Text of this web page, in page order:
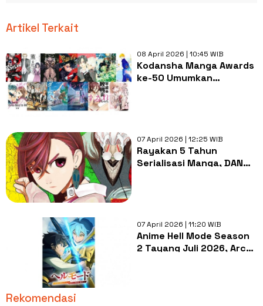
Artikel Terkait
08 April 2026 | 10:45 WIB
Kodansha Manga Awards
ke-50 Umumkan
07 April 2026 | 12:25 WIB
Rayakan 5 Tahun
Serialisasi Manga, DAN
07 April 2026 | 11:20 WIB
Anime Hell Mode Season
2 Tayang Juli 2026, Arc
Rekomendasi